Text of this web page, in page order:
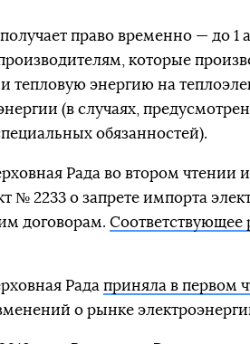
право временно — до 1
которые
тепловую энергию на
(в случаях,
обязанностей).
Рада во втором чтении
№ 2233 о запрете импорта
договорам. Соответствующее
Рада приняла в первом
о рынке